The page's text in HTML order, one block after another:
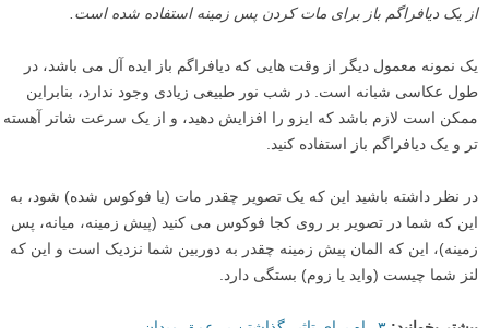
از یک دیافراگم باز برای مات کردن پس زمینه استفاده شده است.
یک نمونه معمول دیگر از وقت هایی که دیافراگم باز ایده آل می باشد، در
طول عکاسی شبانه است. در شب نور طبیعی زیادی وجود ندارد، بنابراین
ممکن است لازم باشد که ایزو را افزایش دهید، و از یک سرعت شاتر آهسته
تر و یک دیافراگم باز استفاده کنید.
در نظر داشته باشید این که یک تصویر چقدر مات (یا فوکوس شده) شود، به
این که شما در تصویر بر روی کجا فوکوس می کنید (پیش زمینه، میانه، پس
زمینه)، این که المان پیش زمینه چقدر به دوربین شما نزدیک است و این که
لنز شما چیست (واید یا زوم) بستگی دارد.